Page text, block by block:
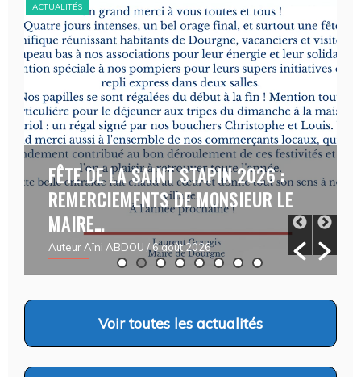
ACTUALITÉS
FÊTE DE LA SAINT STAPIN 2026 :
REMERCIEMENTS DE MONSIEUR LE
MAIRE…
Auteur Aïni ABDOU / 6 août 2026
Voirtoutes les actualités